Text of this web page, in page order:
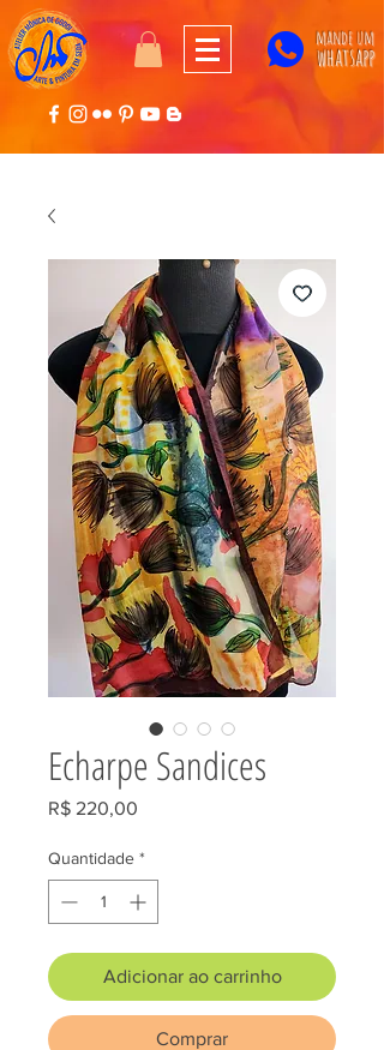
mande um
whatsapp
Echarpe Sandices
R$ 220,00
Quantidade *
Adicionar ao carrinho
Comprar